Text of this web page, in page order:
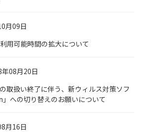
月09日
用可能時間の拡大について
08月20日
取扱い終了に伴う、新ウィルス対策ソフ
への切り替えのお願いについて
月16日